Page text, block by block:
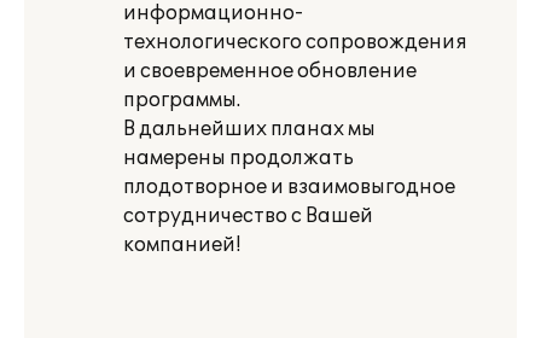
информационно-
технологического сопровождения
и своевременное обновление
программы.
В дальнейших планах мы
намерены продолжать
плодотворное и взаимовыгодное
сотрудничество с Вашей
компанией!